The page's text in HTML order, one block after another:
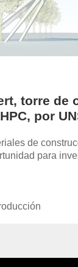
torre de
por
de
para